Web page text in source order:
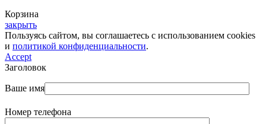
Корзина
закрыть
Пользуясь сайтом, вы соглашаетесь с использованием cookies
и политикой конфиденциальности.
Accept
Заголовок
Ваше имя
Номер телефона